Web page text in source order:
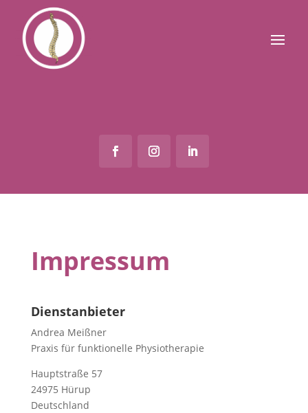
Impressum
Dienstanbieter
Andrea Meißner
Praxis für funktionelle Physiotherapie
Hauptstraße 57
24975 Hürup
Deutschland